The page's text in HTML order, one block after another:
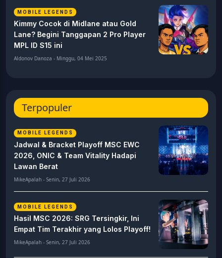
MOBILE LEGENDS
Kimmy Cocok di Midlane atau Gold
Lane? Begini Tanggapan 2 Pro Player
MPL ID S15 ini
Aldonov Danoza - Minggu, 04 Mei 2025
Terpopuler
MOBILE LEGENDS
Jadwal & Bracket Playoff MSC EWC
2026, ONIC & Team Vitality Hadapi
Lawan Berat
MikeApalah - Senin, 27 Juli 2026
MOBILE LEGENDS
Hasil MSC 2026: SRG Tersingkir, Ini
Empat Tim Terakhir yang Lolos Playoff!
MikeApalah - Senin, 27 Juli 2026